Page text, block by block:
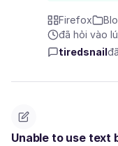
Firefox
đã hỏi vào
tiredsnail
Unable to use text